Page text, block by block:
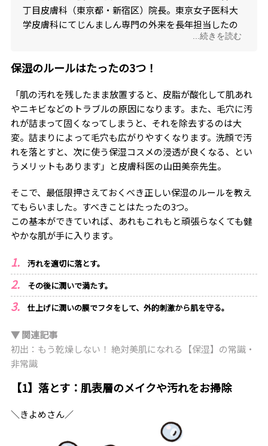
丁目皮膚科（東京都・新宿区）院長。東京女子医科大
学皮膚科にてじんましん専門の外来を長年担当したの
ち現職。クリニックでは一般皮膚科診療と美容皮膚科
...続きを読む
保湿のルールはたったの3つ！
「肌の汚れを残したまま放置すると、皮脂が酸化して肌あれ
やニキビなどのトラブルの原因になります。また、毛穴に汚
れが詰まって固くなってしまうと、それを除去するのは大
変。詰まりによって毛穴も広がりやすくなります。洗顔で汚
れを落とすと、次に使う保湿コスメの浸透が良くなる、とい
うメリットもあります」と皮膚科医の山田美奈先生。
そこで、最低限押さえておくべき正しい保湿のルールを教え
てもらいました。すべきことはたったの3つ。
この基本ができていれば、あれもこれもと頑張らなくても健
やかな肌が手に入ります。
汚れを適切に落とす。
その後に潤いで満たす。
仕上げに潤いの膜でフタをして、外的刺激から肌を守る。
▼ 関連記事
初出：もう乾燥しない！ 絶対美肌になれる【保湿】の常識・
非常識
【1】落とす：肌表層のメイクや汚れをお掃除
＼きよめさん／